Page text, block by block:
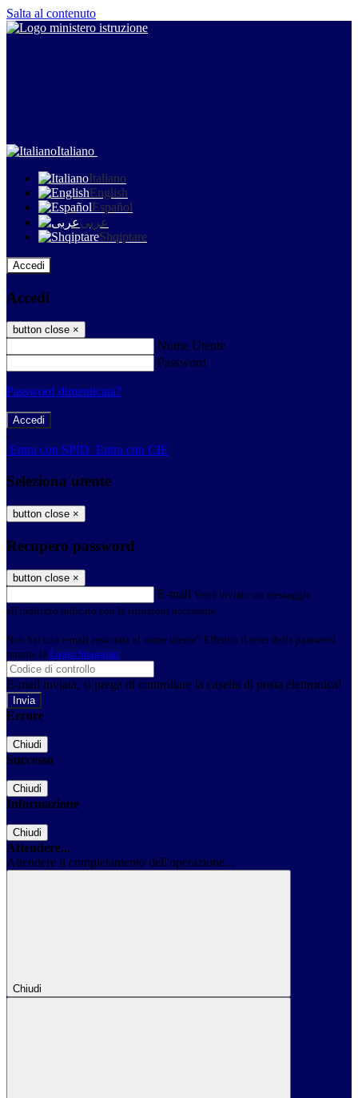
Salta al contenuto
Italiano
Italiano
English
Español
عربى
Shqiptare
Accedi
Accedi
button close ×
Nome Utente
Password
Password dimenticata?
-
Entra con SPID Entra con CIE
Seleziona utente
button close ×
Recupero password
button close ×
E-mail Verrà inviato un messaggio
all'indirizzo indicato con le istruzioni necessarie.
Non hai una e-mail associata al nome utente? Effettua il reset della password
tramite la Login Spaggiari
E-mail inviata, si prega di controllare la casella di posta elettronica!
Errore
Chiudi
Successo
Chiudi
Informazione
Chiudi
Attendere...
Attendere il completamento dell'operazione...
Chiudi